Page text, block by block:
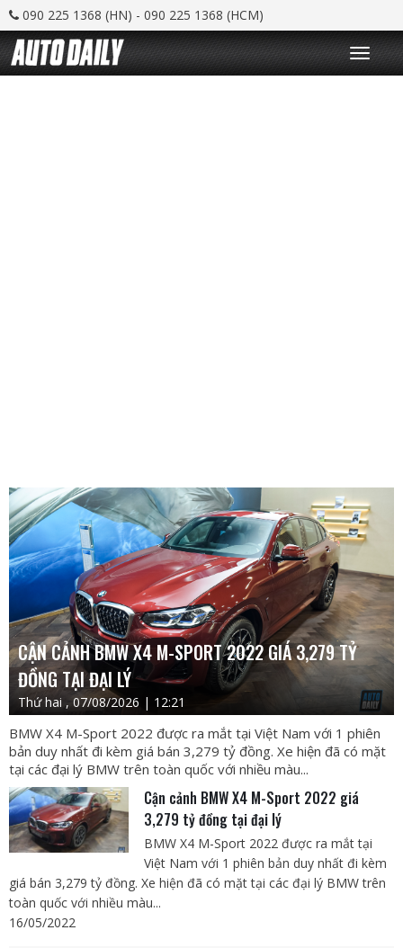
090 225 1368 (HN) - 090 225 1368 (HCM)
T
o
g
CẬN CẢNH BMW X4 M-SPORT 2022 GIÁ 3,279 TỶ
ĐỒNG TẠI ĐẠI LÝ
Thứ hai , 07/08/2026 | 12:21
BMW X4 M-Sport 2022 được ra mắt tại Việt Nam với 1 phiên
bản duy nhất đi kèm giá bán 3,279 tỷ đồng. Xe hiện đã có mặt
tại các đại lý BMW trên toàn quốc với nhiều màu...
Cận cảnh BMW X4 M-Sport 2022 giá
3,279 tỷ đồng tại đại lý
BMW X4 M-Sport 2022 được ra mắt tại
Việt Nam với 1 phiên bản duy nhất đi kèm
giá bán 3,279 tỷ đồng. Xe hiện đã có mặt tại các đại lý BMW trên
toàn quốc với nhiều màu...
16/05/2022